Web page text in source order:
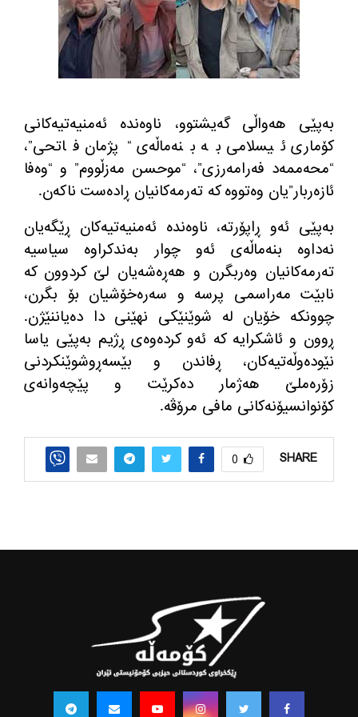
به‌پێی هه‌واڵی گه‌یشتوو، ناوه‌نده‌ ئه‌منیه‌تیه‌كانی
كۆماری ئیسلامی به‌ بنه‌ماڵه‌ی “پژمان فاتحی”،
“محه‌ممه‌د فه‌رامه‌رزی”، “موحسن مه‌زڵووم” و “وه‌فا
ئازه‌ربار”یان وه‌تووه‌ كه‌ ته‌رمه‌كانیان ڕاده‌ست ناكه‌ن.
به‌پێی ئه‌و ڕاپۆرته‌، ناوه‌نده‌ ئه‌منیه‌تیه‌كان ڕێگه‌یان
نه‌داوه‌ بنه‌ماڵه‌ی ئه‌و چوار به‌ندكراوه‌ سیاسیه‌
ته‌رمه‌كانیان وه‌ربگرن و هه‌ڕه‌شه‌یان لێ كردوون كه‌
نابێت مه‌راسمی پرسه‌ و سه‌ره‌خۆشیان بۆ بگرن،
چوونكه‌ خۆیان له‌ شوێنێكی نهێنی دا ده‌یاننێژن.
ڕوون و ئاشكرایه‌ كه‌ ئه‌و كرده‌وه‌ی ڕژیم به‌پێی یاسا
نێوده‌وڵه‌تیه‌كان، ڕفاندن و بێسه‌ڕوشوێنكردنی
زۆره‌ملێ هه‌ژمار ده‌كرێت و پێچه‌وانه‌ی
كۆنوانسیۆنه‌كانی مافی مرۆڤه‌.
SHARE
0